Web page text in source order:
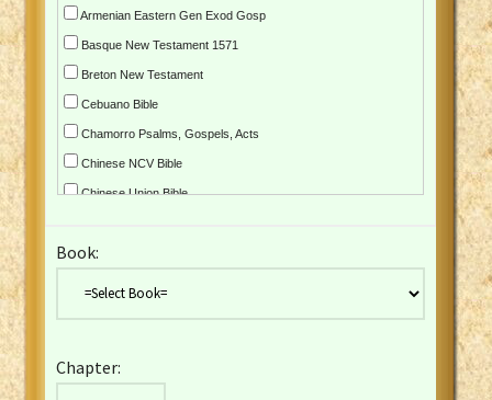
Armenian Eastern Gen Exod Gosp
Basque New Testament 1571
Breton New Testament
Cebuano Bible
Chamorro Psalms, Gospels, Acts
Chinese NCV Bible
Chinese Union Bible
Czech Kralicka Bible
English YLT 1898 Bible
Book:
Chapter: